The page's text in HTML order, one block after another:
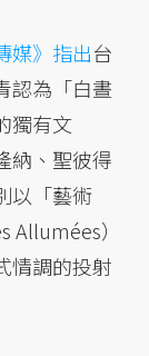
媒》指出台
認為「白晝
獨有文
納、聖彼得
以「藝術
Allumées）
情調的投射